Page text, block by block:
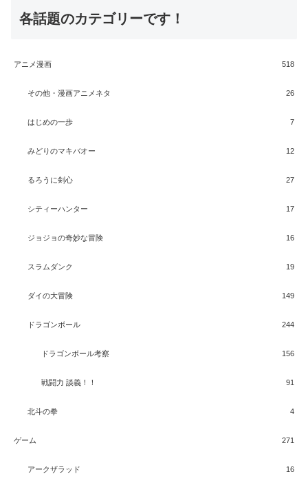
各話題のカテゴリーです！
アニメ漫画 518
その他・漫画アニメネタ 26
はじめの一歩 7
みどりのマキバオー 12
るろうに剣心 27
シティーハンター 17
ジョジョの奇妙な冒険 16
スラムダンク 19
ダイの大冒険 149
ドラゴンボール 244
ドラゴンボール考察 156
戦闘力 談義！！ 91
北斗の拳 4
ゲーム 271
アークザラッド 16